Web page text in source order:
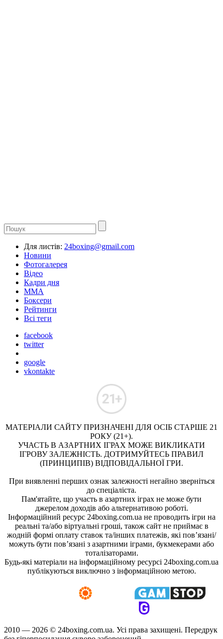
Для листів: 24boxing@gmail.com
Новини
Фотогалерея
Відео
Кадри дня
ММА
Боксери
Рейтинги
Всі теги
facebook
twitter
google
vkontakte
МАТЕРІАЛИ САЙТУ ПРИЗНАЧЕНІ ДЛЯ ОСІБ СТАРШЕ 21
РОКУ (21+).
УЧАСТЬ В АЗАРТНИХ ІГРАХ МОЖЕ ВИКЛИКАТИ
ІГРОВУ ЗАЛЕЖНІСТЬ. ДОТРИМУЙТЕСЬ ПРАВИЛ
(ПРИНЦИПІВ) ВІДПОВІДАЛЬНОЇ ГРИ.
При виявленні перших ознак залежності негайно зверніться
до спеціаліста.
Пам'ятайте, що участь в азартних іграх не може бути
джерелом доходів або альтернативою роботі.
Інформаційний ресурс 24boxing.com.ua не проводить ігри на
реальні та/або віртуальні гроші, також сайт не приймає в
жодній формі оплату ставок та/інших платежів, які пов’язані/
можуть бути пов’язані з азартними іграми, букмекерами або
тоталізаторами.
Будь-які матеріали на інформаційному ресурсі 24boxing.com.ua
публікуються виключно з інформаційною метою.
2010 — 2026 © 24boxing.com.ua. Усi права захищенi. Передрук